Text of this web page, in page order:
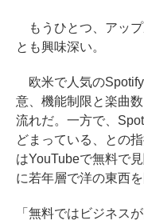
もうひとつ、アップ
とも興味深い。
欧米で人気の
意、機能制限と楽曲
流れだ。一方で、
どまっている、との
はYouTubeで無料で
に若年層で洋の東西
「無料ではビジネス